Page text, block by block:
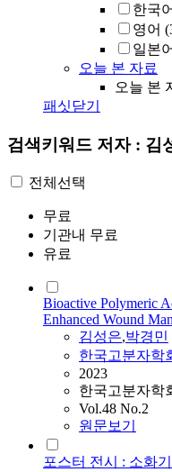
한국어
영어
일본어
오늘 본 자료
오늘 본
패싯닫기
검색키워드 저자 : 김
전체선택
무료
기관내 무료
유료
Bioactive Polymeric
Enhanced Wound
김성은,박경민
한국고분자학
2023
한국고분자학
Vol.48 No.2
원문보기
포스터 전시 : 소화